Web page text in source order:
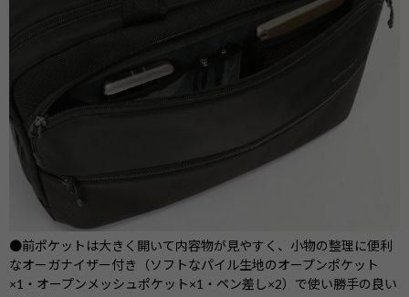
●前ポケットは大きく開いて内容物が見やすく、小物の整理に便利
なオーガナイザー付き（ソフトなパイル生地のオープンポケット
×1・オープンメッシュポケット×1・ペン差し×2）で使い勝手の良い